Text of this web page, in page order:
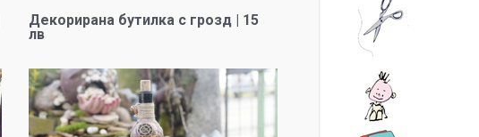
Декорирана бутилка с грозд | 15
лв